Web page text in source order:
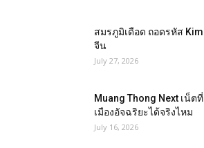
สมรภูมิเดือด ถอดรหัส
จีน
July 27, 2026
Muang Thong Next เน็ต
เมืองอัจฉริยะได้จริงไหม
July 16, 2026